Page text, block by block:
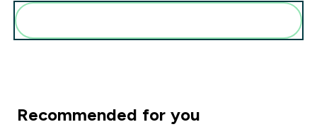
Recommended for you